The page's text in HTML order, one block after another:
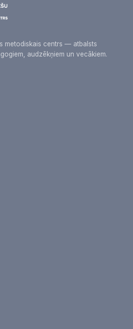
metodiskais centrs — atbalsts
audzēkņiem un vecākiem.